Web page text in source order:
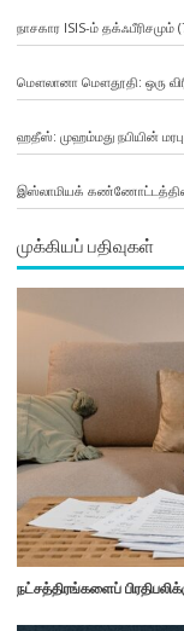
நாசகார ISIS-ம் தக்ஃபீரிசமும்
மௌலானா மௌதூதி: ஒரு
ஹதீஸ்: முஹம்மது நபியின்
இஸ்லாமியக்
முக்கியப் பதிவுகள்
நட்சத்திரங்களைப்